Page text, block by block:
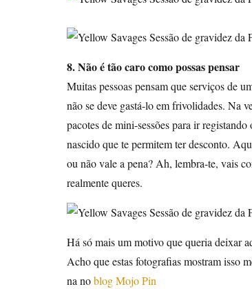
8. Não é tão caro como possas pensar
Muitas pessoas pensam que serviços de
não se deve gastá-lo em frivolidades. Na
pacotes de mini-sessões para ir
nascido que te permitem ter desconto.
ou não vale a pena? Ah, lembra-te, vais
realmente queres.
Há só mais um motivo que queria deixar
Acho que estas fotografias mostram isso
na noblog Mojo Pin